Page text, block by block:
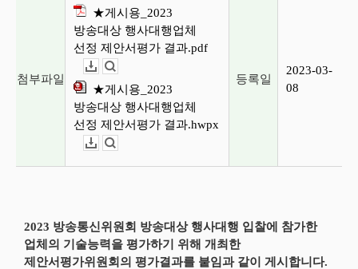
첨부파일
★게시용_2023
방송대상 행사대행업체
선정 제안서평가 결과.pdf
★게시용_2023
방송대상 행사대행업체
선정 제안서평가 결과.hwpx
등록일
2023-03-
08
2023 방송통신위원회 방송대상 행사대행 입찰에 참가한
업체의 기술능력을 평가하기 위해 개최한
제안서평가위원회의 평가결과를 붙임과 같이 게시합니다.